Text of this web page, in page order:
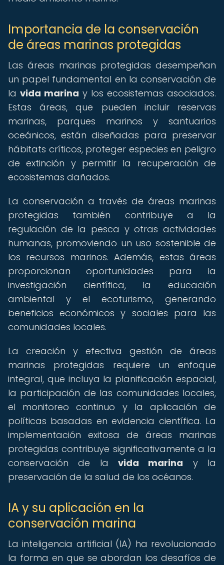
Importancia de la conservación
de áreas marinas protegidas
Las áreas marinas protegidas desempeñan
un papel fundamental en la conservación de
la vida marina y los ecosistemas asociados.
Estas áreas, que pueden incluir reservas
marinas, parques marinos y santuarios
oceánicos, están diseñadas para preservar
hábitats críticos, proteger especies en peligro
de extinción y permitir la recuperación de
ecosistemas dañados.
La conservación a través de áreas marinas
protegidas también contribuye a la
regulación de la pesca y otras actividades
humanas, promoviendo un uso sostenible de
los recursos marinos. Además, estas áreas
proporcionan oportunidades para la
investigación científica, la educación
ambiental y el ecoturismo, generando
beneficios económicos y sociales para las
comunidades locales.
La creación y efectiva gestión de áreas
marinas protegidas requiere un enfoque
integral, que incluya la planificación espacial,
la participación de las comunidades locales,
el monitoreo continuo y la aplicación de
políticas basadas en evidencia científica. La
implementación exitosa de áreas marinas
protegidas contribuye significativamente a la
conservación de la vida marina y la
preservación de la salud de los océanos.
IA y su aplicación en la
conservación marina
La inteligencia artificial (IA) ha revolucionado
la forma en que se abordan los desafíos de